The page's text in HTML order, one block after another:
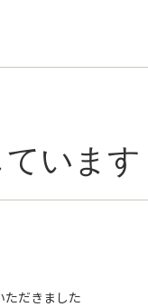
います
ただきました